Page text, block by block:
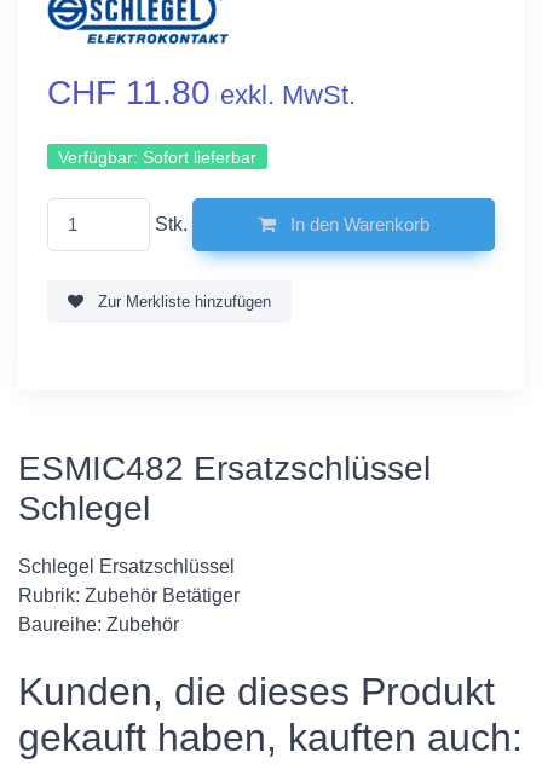
CHF 11.80 exkl. MwSt.
Verfügbar: Sofort lieferbar
Stk. In den Warenkorb
Zur Merkliste hinzufügen
ESMIC482 Ersatzschlüssel
Schlegel
Schlegel Ersatzschlüssel
Rubrik: Zubehör Betätiger
Baureihe: Zubehör
Kunden, die dieses Produkt
gekauft haben, kauften auch: